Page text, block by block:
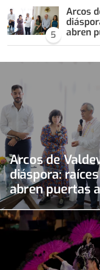
5
Arcos
abren
Arcos de
diáspora:
abren puertas